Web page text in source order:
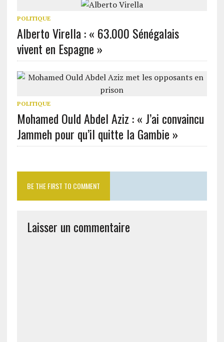
POLITIQUE
Alberto Virella : « 63.000 Sénégalais
vivent en Espagne »
POLITIQUE
Mohamed Ould Abdel Aziz : « J’ai convaincu
Jammeh pour qu’il quitte la Gambie »
BE THE FIRST TO COMMENT
Laisser un commentaire